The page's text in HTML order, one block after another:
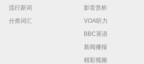
流行新词
分类词汇
影音赏析
VOA听力
BBC英语
新闻播报
精彩视频